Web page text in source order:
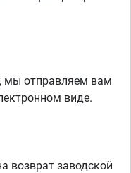
мы отправляем вам
виде.
возврат заводской